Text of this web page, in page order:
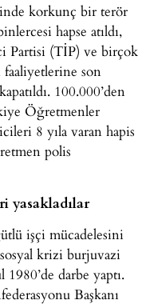
korkunç bir terör
hapse atıldı,
Partisi (TİP) ve birçok
faaliyetlerine son
100.000’den
Öğretmenler
8 yıla varan hapis
polis
yasakladılar
işçi mücadelesini
krizi burjuvazi
darbe yaptı.
Başkanı